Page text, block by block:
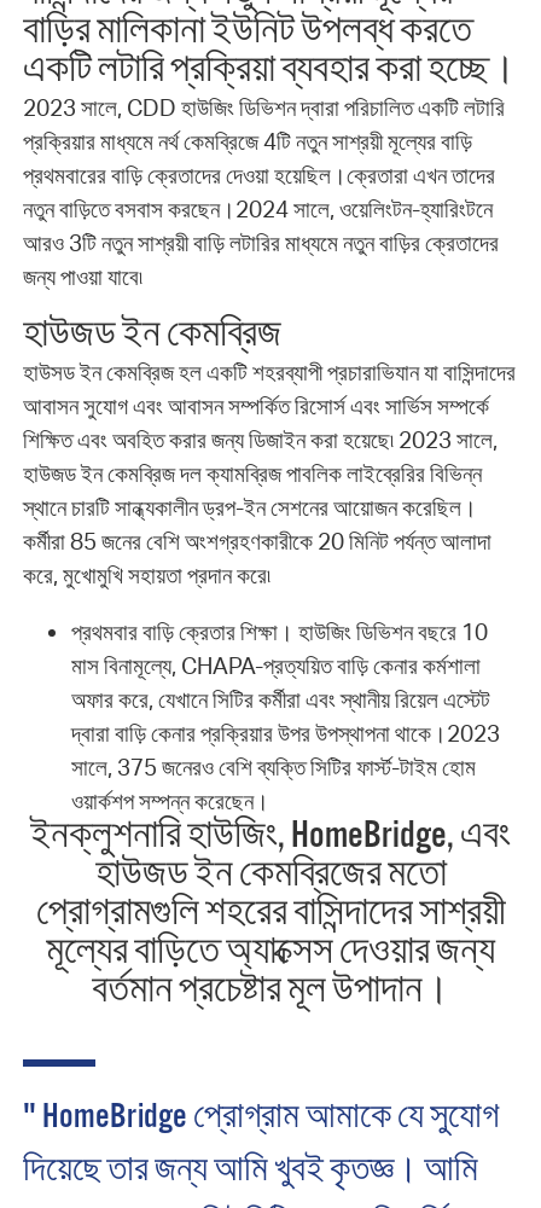
বাড়ির মালিকানা ইউনিট উপলব্ধ করতে
একটি লটারি প্রক্রিয়া ব্যবহার করা হচ্ছে।
2023 সালে, CDD হাউজিং ডিভিশন দ্বারা পরিচালিত একটি লটারি
প্রক্রিয়ার মাধ্যমে নর্থ কেমব্রিজে 4টি নতুন সাশ্রয়ী মূল্যের বাড়ি
প্রথমবারের বাড়ি ক্রেতাদের দেওয়া হয়েছিল।ক্রেতারা এখন তাদের
নতুন বাড়িতে বসবাস করছেন।2024 সালে, ওয়েলিংটন-হ্যারিংটনে
আরও 3টি নতুন সাশ্রয়ী বাড়ি লটারির মাধ্যমে নতুন বাড়ির ক্রেতাদের
জন্য পাওয়া যাবে৷
হাউজড ইন কেমব্রিজ
হাউসড ইন কেমব্রিজ হল একটি শহরব্যাপী প্রচারাভিযান যা বাসিন্দাদের
আবাসন সুযোগ এবং আবাসন সম্পর্কিত রিসোর্স এবং সার্ভিস সম্পর্কে
শিক্ষিত এবং অবহিত করার জন্য ডিজাইন করা হয়েছে৷ 2023 সালে,
হাউজড ইন কেমব্রিজ দল ক্যামব্রিজ পাবলিক লাইব্রেরির বিভিন্ন
স্থানে চারটি সান্ধ্যকালীন ড্রপ-ইন সেশনের আয়োজন করেছিল।
কর্মীরা 85 জনের বেশি অংশগ্রহণকারীকে 20 মিনিট পর্যন্ত আলাদা
করে, মুখোমুখি সহায়তা প্রদান করে৷
প্রথমবার বাড়ি ক্রেতার শিক্ষা। হাউজিং ডিভিশন বছরে 10
মাস বিনামূল্যে, CHAPA-প্রত্যয়িত বাড়ি কেনার কর্মশালা
অফার করে, যেখানে সিটির কর্মীরা এবং স্থানীয় রিয়েল এস্টেট
দ্বারা বাড়ি কেনার প্রক্রিয়ার উপর উপস্থাপনা থাকে।2023
সালে, 375 জনেরও বেশি ব্যক্তি সিটির ফার্স্ট-টাইম হোম
ওয়ার্কশপ সম্পন্ন করেছেন।
ইনক্লুশনারি হাউজিং, HomeBridge, এবং
হাউজড ইন কেমব্রিজের মতো
প্রোগ্রামগুলি শহরের বাসিন্দাদের সাশ্রয়ী
মূল্যের বাড়িতে অ্যাক্সেস দেওয়ার জন্য
বর্তমান প্রচেষ্টার মূল উপাদান।
" HomeBridge প্রোগ্রাম আমাকে যে সুযোগ
দিয়েছে তার জন্য আমি খুবই কৃতজ্ঞ। আমি